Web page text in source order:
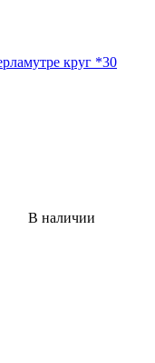
круг *30
В наличии